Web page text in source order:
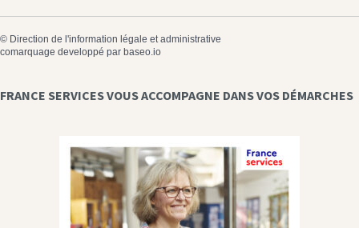
© Direction de l'information légale et administrative
comarquage developpé par baseo.io
FRANCE SERVICES VOUS ACCOMPAGNE DANS VOS DÉMARCHES